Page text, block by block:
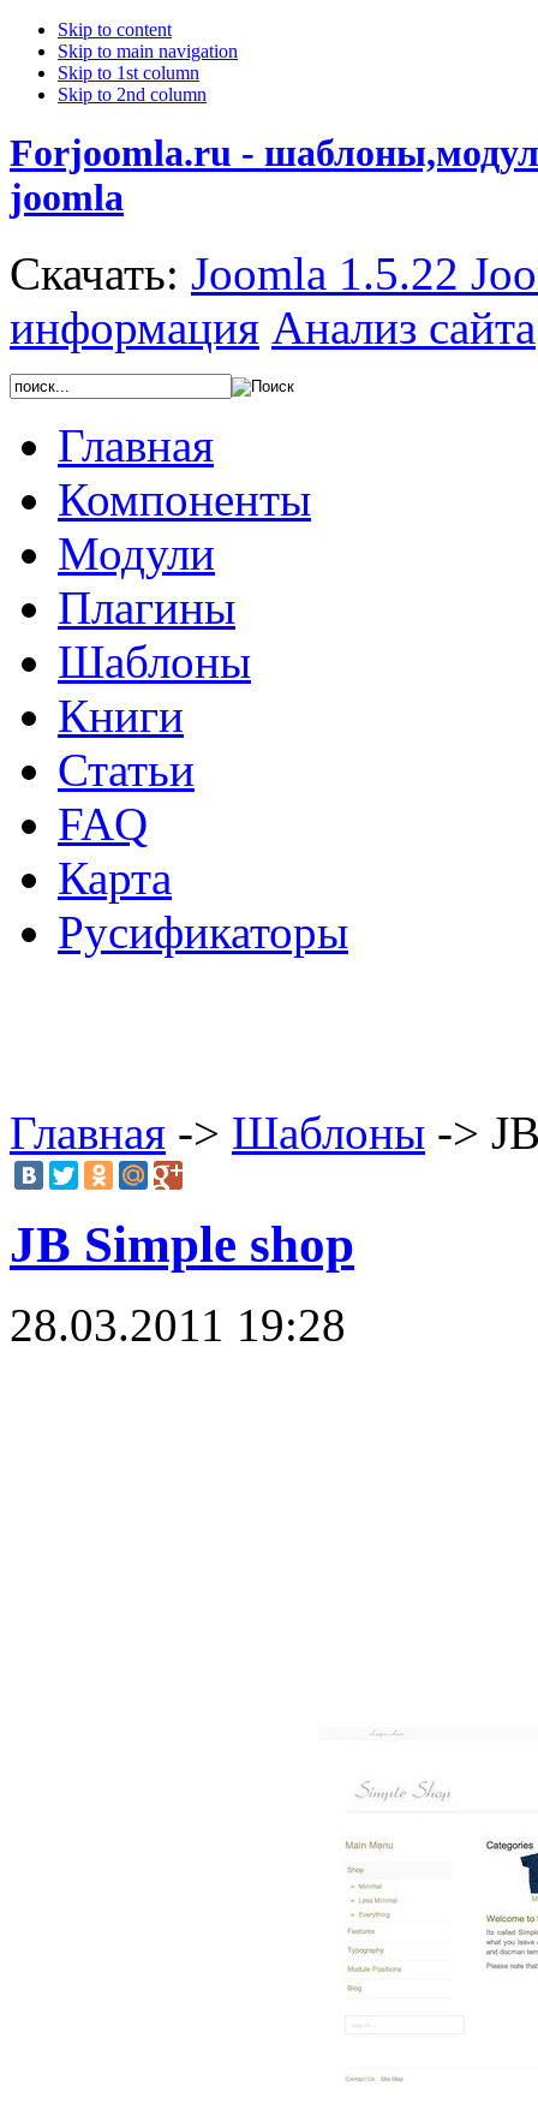
Skip to content
Skip to main navigation
Skip to 1st column
Skip to 2nd column
Forjoomla.ru -
joomla
Скачать: Joomla 1.5.22
информация Анализ сайта
Главная
Компоненты
Модули
Плагины
Шаблоны
Книги
Статьи
FAQ
Карта
Русификаторы
Главная -> Шаблоны ->
JB Simple shop
28.03.2011 19:28